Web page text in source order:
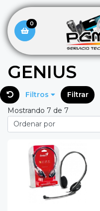
0
GENIUS
Filtros
Filtrar
Mostrando 7 de 7